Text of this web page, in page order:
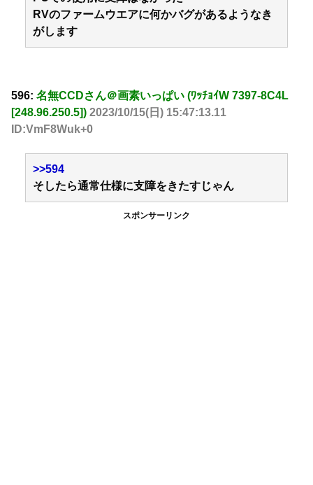
RVのファームウエアに何かバグがあるようなき
がします
596: 名無CCDさん＠画素いっぱい (ﾜｯﾁｮｲW 7397-8C4L
[248.96.250.5]) 2023/10/15(日) 15:47:13.11
ID:VmF8Wuk+0
>>594
そしたら通常仕様に支障をきたすじゃん
スポンサーリンク